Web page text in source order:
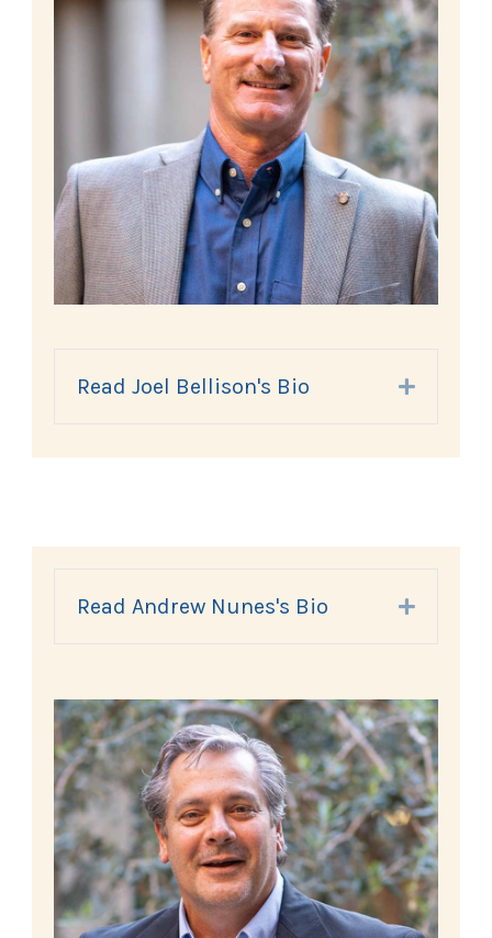
Read Joel Bellison's Bio Expand
Read Andrew Nunes's Bio Expand